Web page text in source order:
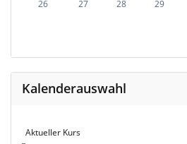
26
27 28 29
Kalenderauswahl
Aktueller Kurs